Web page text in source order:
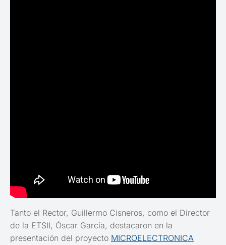
Tanto el Rector, Guillermo Cisneros, como el Director
de la ETSII, Óscar García, destacaron en la
presentación del proyecto MICROELECTRONICA